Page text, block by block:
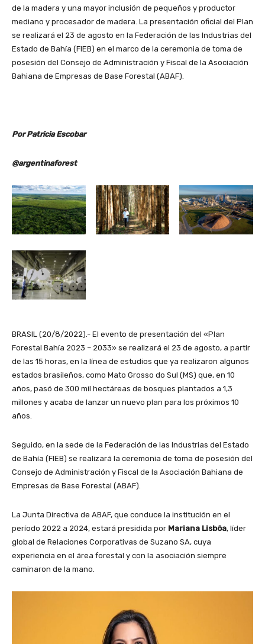
de la madera y una mayor inclusión de pequeños y productor
mediano y procesador de madera. La presentación oficial del Plan
se realizará el 23 de agosto en la Federación de las Industrias del
Estado de Bahía (FIEB) en el marco de la ceremonia de toma de
posesión del Consejo de Administración y Fiscal de la Asociación
Bahiana de Empresas de Base Forestal (ABAF).
Por Patricia Escobar
@argentinaforest
BRASIL (20/8/2022).- El evento de presentación del «Plan
Forestal Bahía 2023 – 2033» se realizará el 23 de agosto, a partir
de las 15 horas, en la línea de estudios que ya realizaron algunos
estados brasileños, como Mato Grosso do Sul (MS) que, en 10
años, pasó de 300 mil hectáreas de bosques plantados a 1,3
millones y acaba de lanzar un nuevo plan para los próximos 10
años.
Seguido, en la sede de la Federación de las Industrias del Estado
de Bahía (FIEB) se realizará la ceremonia de toma de posesión del
Consejo de Administración y Fiscal de la Asociación Bahiana de
Empresas de Base Forestal (ABAF).
La Junta Directiva de ABAF, que conduce la institución en el
período 2022 a 2024, estará presidida por Mariana Lisbôa, líder
global de Relaciones Corporativas de Suzano SA, cuya
experiencia en el área forestal y con la asociación siempre
caminaron de la mano.